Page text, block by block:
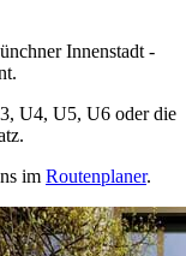
Innenstadt -
U4, U5, U6 oder die
im Routenplaner.